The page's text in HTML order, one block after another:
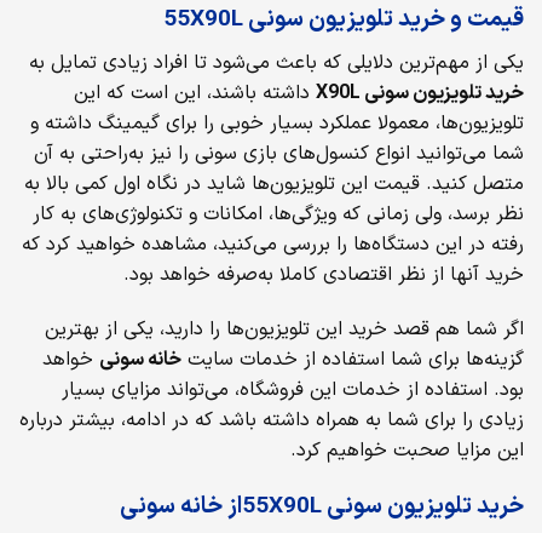
قیمت و خرید تلویزیون سونی 55X90L
یکی از مهم‌ترین دلایلی که باعث می‌شود تا افراد زیادی تمایل به
خرید تلویزیون سونی X90L داشته باشند، این است که این
تلویزیون‌ها، معمولا عملکرد بسیار خوبی را برای گیمینگ داشته و
شما می‌توانید انواع کنسول‌های بازی سونی را نیز به‌راحتی به آن
متصل کنید. قیمت این تلویزیون‌ها شاید در نگاه اول کمی بالا به
نظر برسد، ولی زمانی که ویژگی‌ها، امکانات و تکنولوژی‌های به کار
رفته در این دستگاه‌ها را بررسی می‌کنید، مشاهده خواهید کرد که
خرید آنها از نظر اقتصادی کاملا به‌صرفه خواهد بود.
اگر شما هم قصد خرید این تلویزیون‌ها را دارید، یکی از بهترین
گزینه‌ها برای شما استفاده از خدمات سایت خانه سونی خواهد
بود. استفاده از خدمات این فروشگاه، می‌تواند مزایای بسیار
زیادی را برای شما به همراه داشته باشد که در ادامه، بیشتر درباره
این مزایا صحبت خواهیم کرد.
خرید تلویزیون سونی 55X90Lاز خانه سونی